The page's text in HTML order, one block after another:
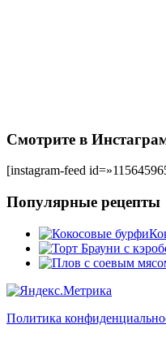
Смотрите в
[instagram-feed
Популярные рецепты
Политика